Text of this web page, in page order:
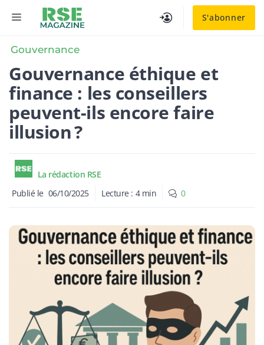
S'abonner
MENU
Gouvernance
Gouvernance éthique et
finance : les conseillers
peuvent-ils encore faire
illusion ?
La rédaction RSE
Publié le 06/10/2025 Lecture : 4 min 0